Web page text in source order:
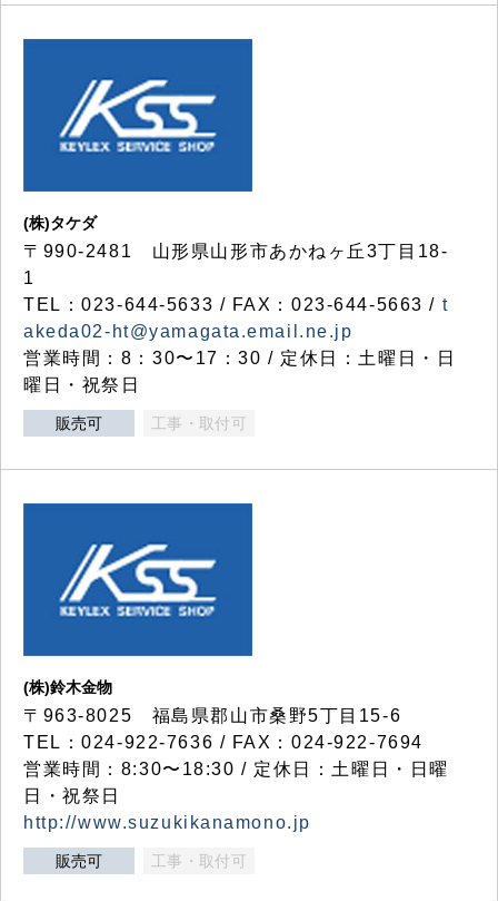
(株)タケダ
〒990-2481 山形県山形市あかねヶ丘3丁目18-
1
TEL：023-644-5633 / FAX：023-644-5663 / t
akeda02-ht@yamagata.email.ne.jp
営業時間：8：30〜17：30 / 定休日：土曜日・日
曜日・祝祭日
販売可 工事・取付可
(株)鈴木金物
〒963-8025 福島県郡山市桑野5丁目15-6
TEL：024-922-7636 / FAX：024-922-7694
営業時間：8:30〜18:30 / 定休日：土曜日・日曜
日・祝祭日
http://www.suzukikanamono.jp
販売可 工事・取付可